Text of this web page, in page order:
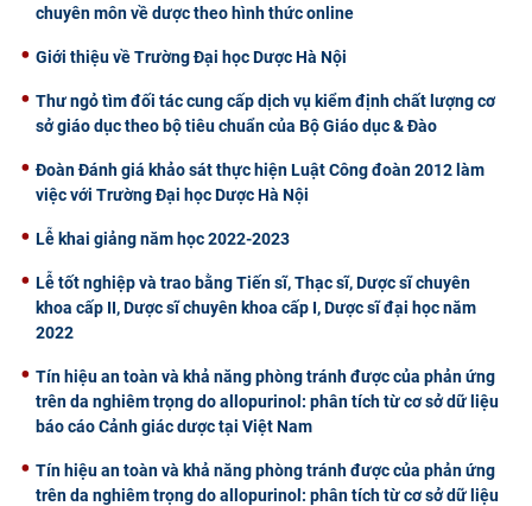
chuyên môn về dược theo hình thức online
Giới thiệu về Trường Đại học Dược Hà Nội
Thư ngỏ tìm đối tác cung cấp dịch vụ kiểm định chất lượng cơ
sở giáo dục theo bộ tiêu chuẩn của Bộ Giáo dục & Đào
Đoàn Đánh giá khảo sát thực hiện Luật Công đoàn 2012 làm
việc với Trường Đại học Dược Hà Nội
Lễ khai giảng năm học 2022-2023
Lễ tốt nghiệp và trao bằng Tiến sĩ, Thạc sĩ, Dược sĩ chuyên
khoa cấp II, Dược sĩ chuyên khoa cấp I, Dược sĩ đại học năm
2022
Tín hiệu an toàn và khả năng phòng tránh được của phản ứng
trên da nghiêm trọng do allopurinol: phân tích từ cơ sở dữ liệu
báo cáo Cảnh giác dược tại Việt Nam
Tín hiệu an toàn và khả năng phòng tránh được của phản ứng
trên da nghiêm trọng do allopurinol: phân tích từ cơ sở dữ liệu